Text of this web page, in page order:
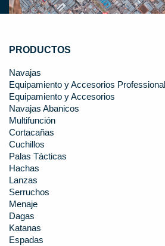
PRODUCTOS
Navajas
Equipamiento y Accesorios Professional
Equipamiento y Accesorios
Navajas Abanicos
Multifunción
Cortacañas
Cuchillos
Palas Tácticas
Hachas
Lanzas
Serruchos
Menaje
Dagas
Katanas
Espadas